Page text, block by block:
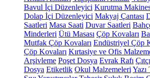
Bavul İçi Düzenleyici Kurutma
Dolap İçi Düzenleyici Makyaj Çantası
Saatleri Masa Saati Duvar Saatleri
Minderleri Ütü Masası Çöp Kovaları
Mutfak Çöp Kovaları Endüstriyel Çöp
Çöp Kovaları Kırtasiye ve Ofis
Arşivleme Poşet Dosya Evrak Rafı
Dosya Etiketlik Okul Malzemeleri Yazı